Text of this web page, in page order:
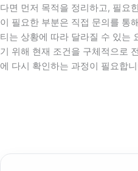
다면 먼저 목적을 정리하고, 필요
이 필요한 부분은 직접 문의를 통
티는 상황에 따라 달라질 수 있는
기 위해 현재 조건을 구체적으로
에 다시 확인하는 과정이 필요합